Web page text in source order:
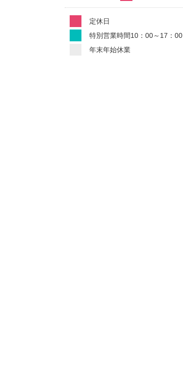
定休日
特別営業時間10：00～17：00
年末年始休業